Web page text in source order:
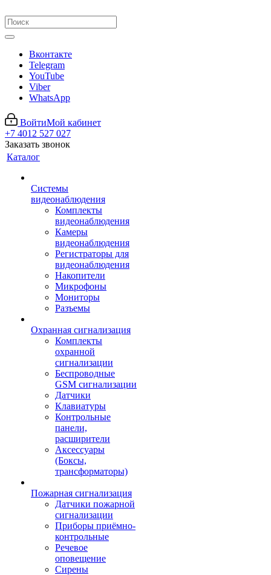
Вконтакте
Telegram
YouTube
Viber
WhatsApp
ВойтиМой кабинет
+7 4012 527 027
Заказать звонок
Каталог
Системы
видеонаблюдения
Комплекты
видеонаблюдения
Камеры
видеонаблюдения
Регистраторы для
видеонаблюдения
Накопители
Микрофоны
Мониторы
Разъемы
Охранная сигнализация
Комплекты
охранной
сигнализации
Беспроводные
GSM сигнализации
Датчики
Клавиатуры
Контрольные
панели,
расширители
Аксессуары
(Боксы,
трансформаторы)
Пожарная сигнализация
Датчики пожарной
сигнализации
Приборы приёмно-
контрольные
Речевое
оповещение
Сирены